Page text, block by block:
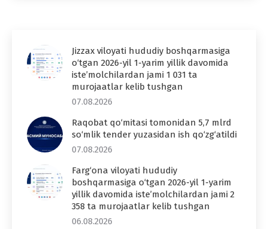
Jizzax viloyati hududiy boshqarmasiga
o‘tgan 2026-yil 1-yarim yillik davomida
iste’molchilardan jami 1 031 ta
murojaatlar kelib tushgan
07.08.2026
Raqobat qo‘mitasi tomonidan 5,7 mlrd
so‘mlik tender yuzasidan ish qo‘zg‘atildi
07.08.2026
Farg‘ona viloyati hududiy
boshqarmasiga o‘tgan 2026-yil 1-yarim
yillik davomida iste’molchilardan jami 2
358 ta murojaatlar kelib tushgan
06.08.2026